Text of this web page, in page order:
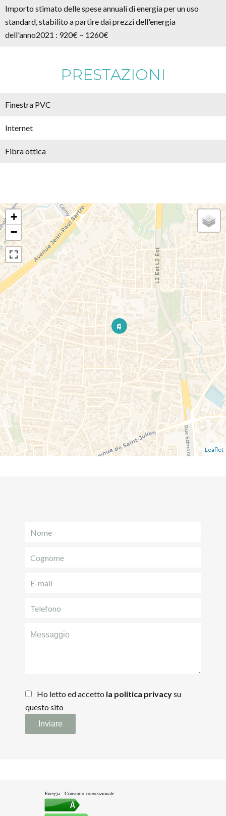
Importo stimato delle spese annuali di energia per un uso
standard, stabilito a partire dai prezzi dell'energia
dell'anno2021 : 920€ ~ 1260€
PRESTAZIONI
Finestra PVC
Internet
Fibra ottica
+
−
Leaflet
Ho letto ed accetto la politica privacysu
questo sito
Inviare
Energia - Consumo convenzionale